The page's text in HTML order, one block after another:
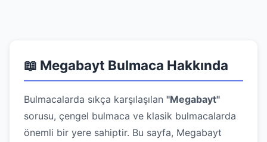
📖 Megabayt Bulmaca Hakkında
Bulmacalarda sıkça karşılaşılan "Megabayt"
sorusu, çengel bulmaca ve klasik bulmacalarda
önemli bir yere sahiptir. Bu sayfa, Megabayt